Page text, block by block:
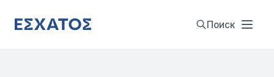
Поиск